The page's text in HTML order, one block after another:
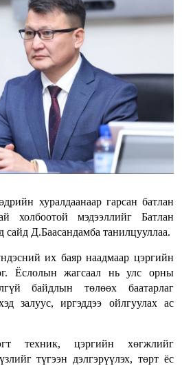
хуралдаанаар гарсан батлан
холбоотой мэдээллийг Батлан
сайд Д.Баасандамба танилцууллаа.
их баяр наадмаар цэргийн
Ёслолын жагсаал нь улс орны
байдлын төлөөх баатарлаг
залуус, иргэддээ ойлгуулах ас
техник, цэргийн хөгжлийг
түгээн дэлгэрүүлэх, төрт ёс